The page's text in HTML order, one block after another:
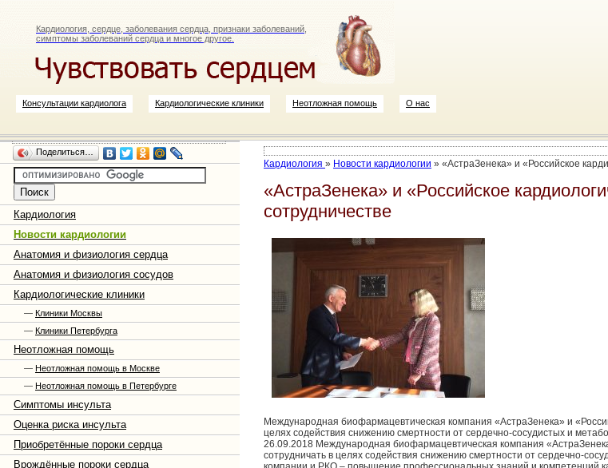
Кардиология, сердце, заболевания сердца, признаки заболеваний,
симптомы заболеваний сердца и многое другое.
Консультации кардиолога Кардиологические клиники Неотложная помощь О нас
Поделиться…
Кардиология
Новости кардиологии
Анатомия и физиология сердца
Анатомия и физиология сосудов
Кардиологические клиники
— Клиники Москвы
— Клиники Петербурга
Неотложная помощь
— Неотложная помощь в Москве
— Неотложная помощь в Петербурге
Симптомы инсульта
Оценка риска инсульта
Приобретённые пороки сердца
Врождённые пороки сердца
Кардиология » Новости кардиологии » «АстраЗенека» и «Российское
«АстраЗенека» и «Российское
сотрудничестве
Международная биофармацевтическая компания «АстраЗенека» и
целях содействия снижению смертности от сердечно-сосудистых и
26.09.2018 Международная биофармацевтическая компания
сотрудничать в целях содействия снижению смертности от сердечно-